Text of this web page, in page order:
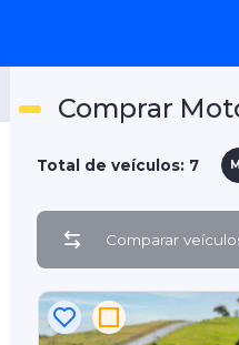
Comprar
Total de veículos: 7
Comparar